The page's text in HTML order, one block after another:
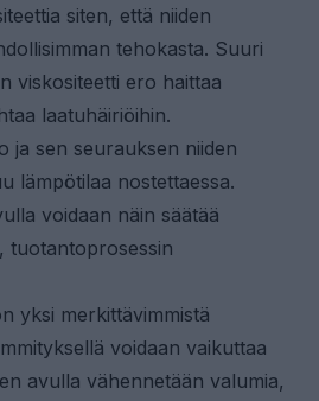
siten, että niiden
tehokasta. Suuri
viskositeetti ero haittaa
laatuhäiriöihin.
ja sen seurauksen niiden
lämpötilaa nostettaessa.
voidaan näin säätää
tuotantoprosessin
yksi merkittävimmistä
voidaan vaikuttaa
avulla vähennetään valumia,